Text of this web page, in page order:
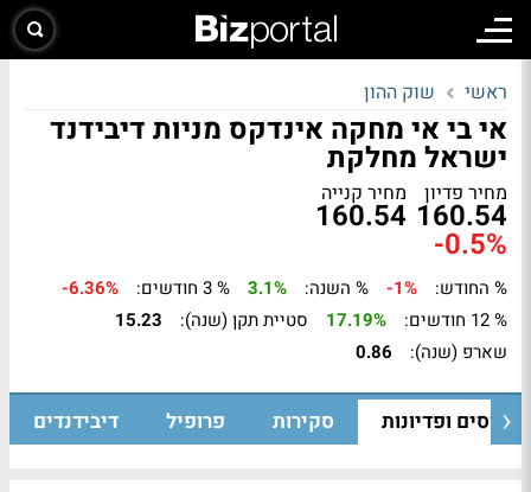
ראשי שוק ההון
אי בי אי מחקה אינדקס מניות דיבידנד
ישראל מחלקת
מחיר פדיון
160.54
מחיר קנייה
160.54
-0.5%
% החודש: -1% % השנה: 3.1% % 3 חודשים:
-6.36%
% 12 חודשים:
17.19% סטיית תקן (שנה):
15.23
שארפ (שנה):
0.86
גיוסים ופדיונות סקירות פרופיל דיבידנדים